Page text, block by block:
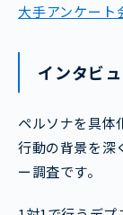
大手アンケート
インタビ
ペルソナを具体
行動の背景を深
ー調査です。